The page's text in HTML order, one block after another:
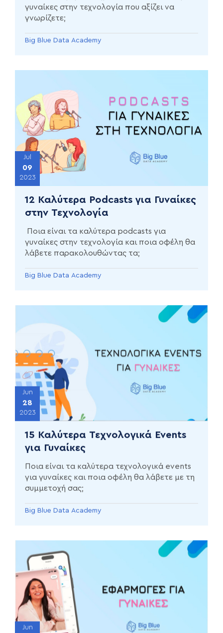
γυναίκες στην τεχνολογία που αξίζει να
γνωρίζετε;
Big Blue Data Academy
Jul
09
2023
12 Καλύτερα Podcasts για Γυναίκες
στην Τεχνολογία
Ποια είναι τα καλύτερα podcasts για
γυναίκες στην τεχνολογία και ποια οφέλη θα
λάβετε παρακολουθώντας τα;
Big Blue Data Academy
Jun
28
2023
15 Καλύτερα Τεχνολογικά Events
για Γυναίκες
Ποια είναι τα καλύτερα τεχνολογικά events
για γυναίκες και ποια οφέλη θα λάβετε με τη
συμμετοχή σας;
Big Blue Data Academy
Jun